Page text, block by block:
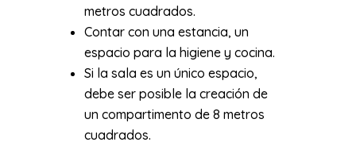
metros cuadrados.
Contar con una estancia, un
espacio para la higiene y cocina.
Si la sala es un único espacio,
debe ser posible la creación de
un compartimento de 8 metros
cuadrados.